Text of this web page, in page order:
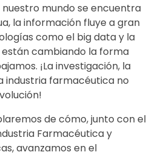
nuestro mundo se encuentra
la información fluye a gran
como el big data y la
cambiando la forma
¡La investigación, la
industria farmacéutica no
de cómo, junto con el
Farmacéutica y
avanzamos en el